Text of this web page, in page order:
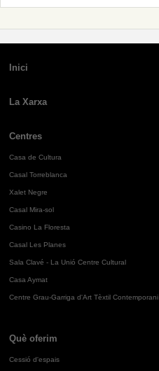
Inici
La Xarxa
Centres
Casa de Cultura
Casal Torreblanca
Xalet Negre
Casal Mira-sol
Casino La Floresta
Casal Les Planes
Sala Clavé - La Unió Centre Cultural
Casa Aymat
Centre Grau-Garriga d'Art Tèxtil Contemporani
Què oferim
Cessió d'espais